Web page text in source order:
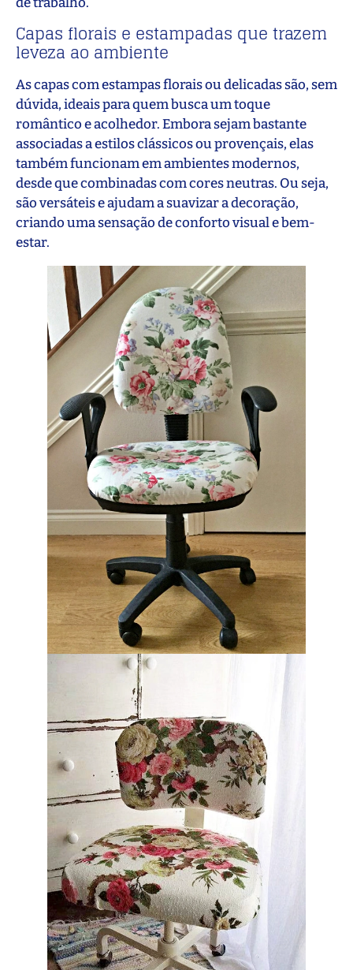
Capas florais e estampadas que trazem
leveza ao ambiente
As capas com estampas florais ou delicadas são, sem
dúvida, ideais para quem busca um toque
romântico e acolhedor. Embora sejam bastante
associadas a estilos clássicos ou provençais, elas
também funcionam em ambientes modernos,
desde que combinadas com cores neutras. Ou seja,
são versáteis e ajudam a suavizar a decoração,
criando uma sensação de conforto visual e bem-
estar.